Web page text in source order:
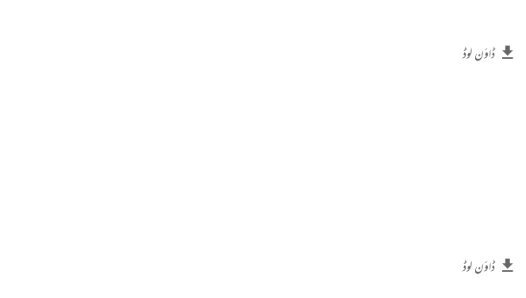
ڈاؤن لوڈ
ڈاؤن لوڈ